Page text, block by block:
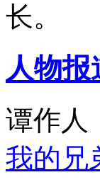
长。
人物报
谭作人
我的兄